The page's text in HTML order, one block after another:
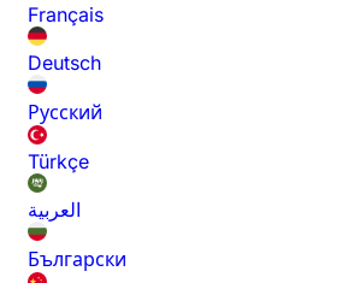
Français
Deutsch
Русский
Türkçe
العربية
Български